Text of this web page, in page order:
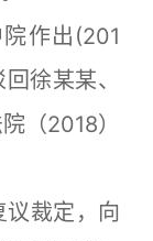
作出(201
徐某某、
（2018）
裁定，向